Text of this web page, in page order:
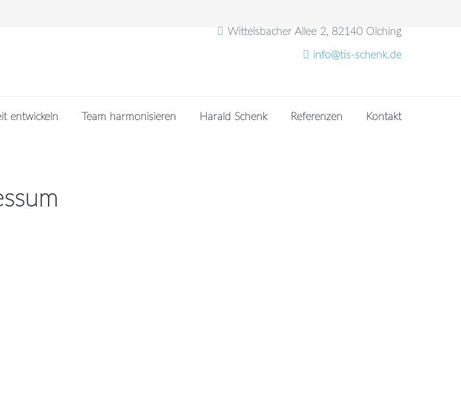
Wittelsbacher Allee 2, 82140 Olching
info@tis-schenk.de
entwickeln Team harmonisieren Harald Schenk Referenzen Kontakt